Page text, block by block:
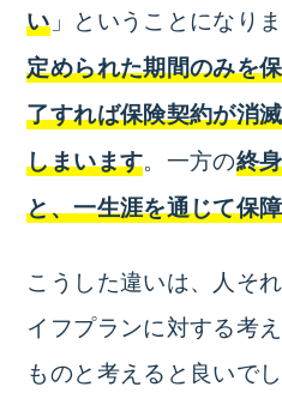
い」ということになり
定められた期間のみを
了すれば保険契約が消
しまいます。一方の終
と、一生涯を通じて保
こうした違いは、人そ
イフプランに対する考
ものと考えると良いでし